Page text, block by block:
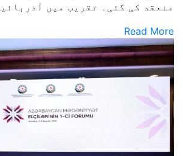
منعقد کی گئی۔ تقریب میں
Read More